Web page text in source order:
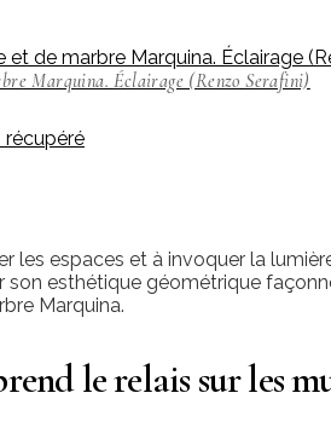
Marquina. Éclairage (Renzo Serafini)
les espaces et à invoquer la
esthétique géométrique
Marquina.
le relais sur les